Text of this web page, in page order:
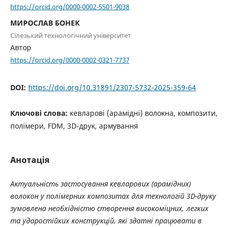
https://orcid.org/0000-0002-5501-9038
МИРОСЛАВ БОНЕК
Сілезький технологічний університет
Автор
https://orcid.org/0000-0002-0321-7737
DOI: https://doi.org/10.31891/2307-5732-2025-359-64
Ключові слова: кевларові (арамідні) волокна, композити,
полімери, FDM, 3D-друк, армування
Анотація
Актуальність застосування кевларових (арамідних)
волокон у полімерних композитах для технологій 3D-друку
зумовлена необхідністю створення високоміцних, легких
та ударостійких конструкцій, які здатні працювати в